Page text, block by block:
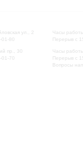
ул., 2
01-80
пр., 30
01-70
Часы
Перерыв с
Часы
Перерыв с
Вопросы